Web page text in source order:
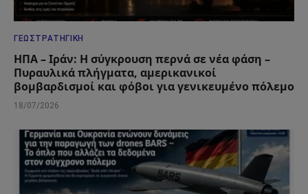
ΓΕΩΣΤΡΑΤΗΓΙΚΉ
ΗΠΑ – Ιράν: Η σύγκρουση περνά σε νέα φάση –
Πυραυλικά πλήγματα, αμερικανικοί
βομβαρδισμοί και φόβοι για γενικευμένο πόλεμο
18/07/2026